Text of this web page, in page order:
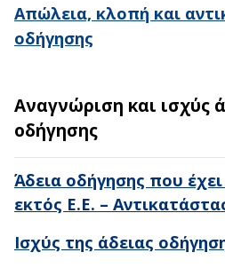
Απώλεια, κλοπή και
οδήγησης
Αναγνώριση και ισχύς
οδήγησης
Άδεια οδήγησης που
εκτός Ε.Ε. –
Ισχύς της άδειας